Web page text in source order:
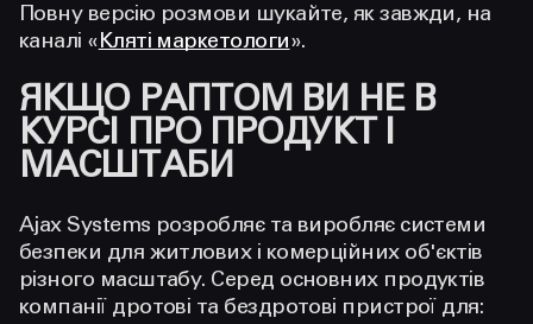
Повну версію розмови шукайте, як завжди, на
каналі «Кляті маркетологи».
ЯКЩО РАПТОМ ВИ НЕ В
КУРСІ ПРО ПРОДУКТ І
МАСШТАБИ
Ajax Systems розробляє та виробляє системи
безпеки для житлових і комерційних об'єктів
різного масштабу. Серед основних продуктів
компанії дротові та бездротові пристрої для: